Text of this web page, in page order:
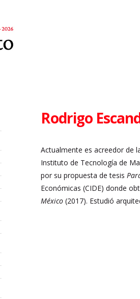
Rodrigo
Actualmente es acreedor de
Instituto de Tecnología de
por su propuesta de tesis
Económicas (CIDE) donde
México(2017). Estudió